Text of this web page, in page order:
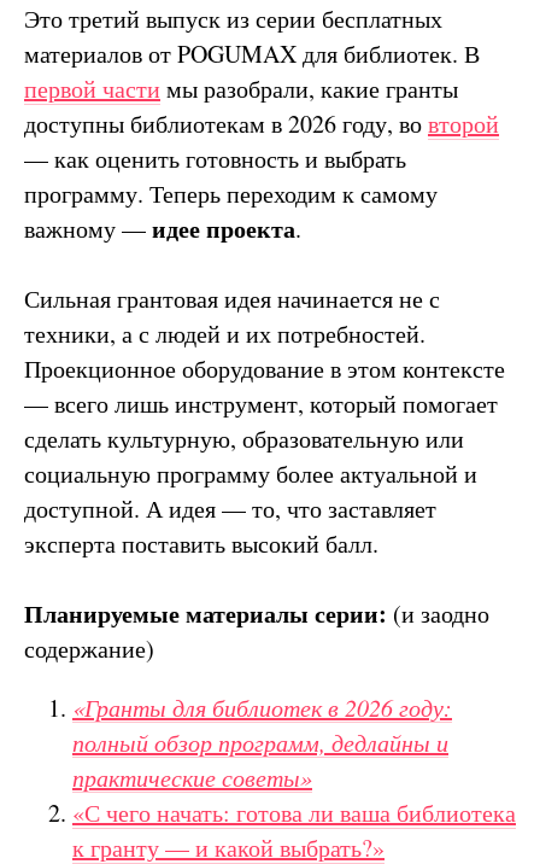
Это третий выпуск из серии бесплатных
материалов от POGUMAX для библиотек. В
первой части мы разобрали, какие гранты
доступны библиотекам в 2026 году, вовторой
— как оценить готовность и выбрать
программу. Теперь переходим к самому
важному —идее проекта.
Сильная грантовая идея начинается не с
техники, а с людей и их потребностей.
Проекционное оборудование в этом контексте
— всего лишь инструмент, который помогает
сделать культурную, образовательную или
социальную программу более актуальной и
доступной. А идея — то, что заставляет
эксперта поставить высокий балл.
Планируемые материалы серии: (и заодно
содержание)
«Гранты для библиотек в 2026 году:
полный обзор программ, дедлайны и
практические советы»
«С чего начать: готова ли ваша библиотека
к гранту — и какой выбрать?»